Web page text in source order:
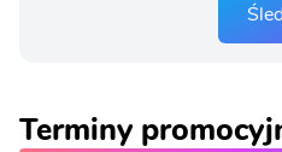
Terminy